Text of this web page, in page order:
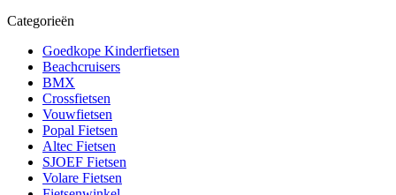
Categorieën
Goedkope Kinderfietsen
Beachcruisers
BMX
Crossfietsen
Vouwfietsen
Popal Fietsen
Altec Fietsen
SJOEF Fietsen
Volare Fietsen